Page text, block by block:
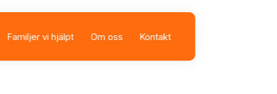
Familjer vi hjälpt Om oss Kontakt